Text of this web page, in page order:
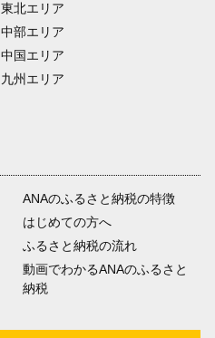
東北エリア
中部エリア
中国エリア
九州エリア
ANAのふるさと納税の特徴
はじめての方へ
ふるさと納税の流れ
動画でわかるANAのふるさと
納税